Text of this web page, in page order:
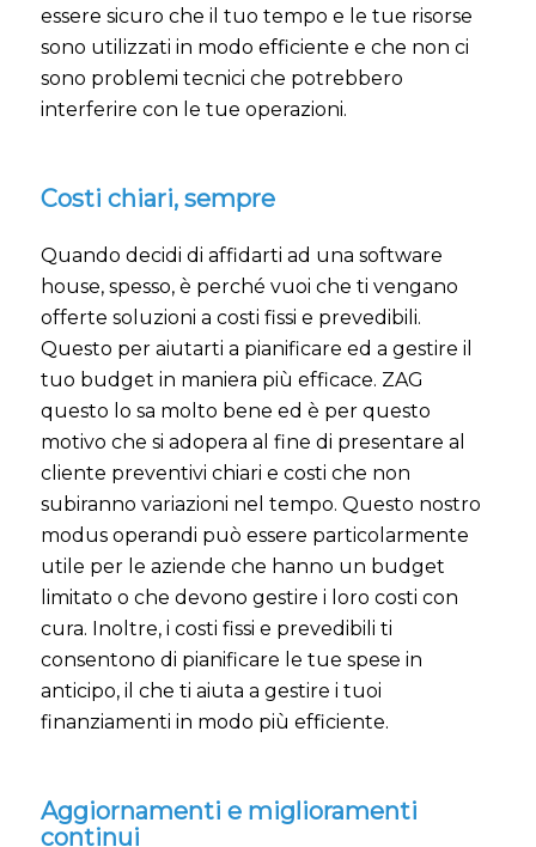
essere sicuro che il tuo tempo e le tue risorse
sono utilizzati in modo efficiente e che non ci
sono problemi tecnici che potrebbero
interferire con le tue operazioni.
Costi chiari, sempre
Quando decidi di affidarti ad una software
house, spesso, è perché vuoi che ti vengano
offerte soluzioni a costi fissi e prevedibili.
Questo per aiutarti a pianificare ed a gestire il
tuo budget in maniera più efficace. ZAG
questo lo sa molto bene ed è per questo
motivo che si adopera al fine di presentare al
cliente preventivi chiari e costi che non
subiranno variazioni nel tempo. Questo nostro
modus operandi può essere particolarmente
utile per le aziende che hanno un budget
limitato o che devono gestire i loro costi con
cura. Inoltre, i costi fissi e prevedibili ti
consentono di pianificare le tue spese in
anticipo, il che ti aiuta a gestire i tuoi
finanziamenti in modo più efficiente.
Aggiornamenti e miglioramenti
continui